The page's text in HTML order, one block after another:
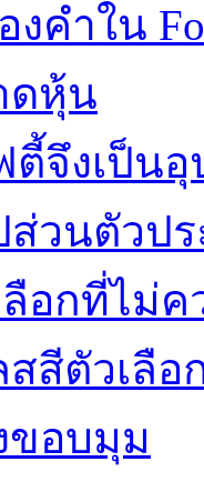
คำใน
ดหุ้น
ฟตี้จึงเป็
วนตัวป
อกที่ไม่ค
สสีตัวเลื
ขอบมุม